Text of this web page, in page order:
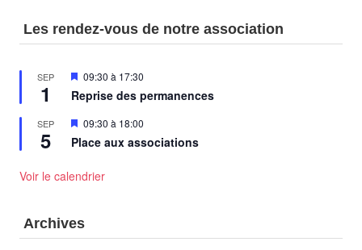
Les rendez-vous de notre association
SEP
1
Mis
avant
09:30 à 17:30
Reprise des permanences
SEP
5
Mis
avant
09:30 à 18:00
Place aux associations
Voir le calendrier
Archives